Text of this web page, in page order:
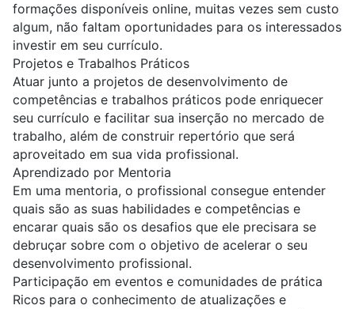
formações disponíveis online, muitas vezes sem custo
algum, não faltam oportunidades para os interessados
investir em seu currículo.
Projetos e Trabalhos Práticos
Atuar junto a projetos de desenvolvimento de
competências e trabalhos práticos pode enriquecer
seu currículo e facilitar sua inserção no mercado de
trabalho, além de construir repertório que será
aproveitado em sua vida profissional.
Aprendizado por Mentoria
Em uma mentoria, o profissional consegue entender
quais são as suas habilidades e competências e
encarar quais são os desafios que ele precisara se
debruçar sobre com o objetivo de acelerar o seu
desenvolvimento profissional.
Participação em eventos e comunidades de prática
Ricos para o conhecimento de atualizações e